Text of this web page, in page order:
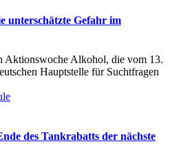
unterschätzte Gefahr im
Aktionswoche Alkohol, die vom 13.
Hauptstelle für Suchtfragen
des Tankrabatts der nächste